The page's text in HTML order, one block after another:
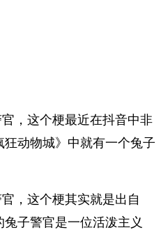
，这个梗最近在抖音中非
动物城》中就有一个兔子
，这个梗其实就是出自
兔子警官是一位活泼主义